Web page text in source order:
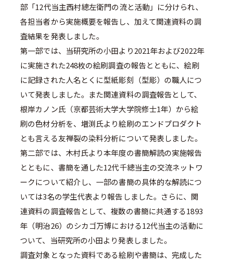
部「12代当主西村總左衛門の流と活動」に分けられ、
各担当者から実施概要を報告し、加えて関連資料の調
査結果を発表しました。
第一部では、当研究所の小田より2021年および2022年
に実施された248枚の絵刷調査の報告とともに、絵刷
に記録された人名とくに型紙彫刻（型彫）の職人につ
いて発表しました。また関連資料の調査報告として、
根岸カノン氏（京都芸術大学大学院修士1年）から絵
刷の色材分析を、増渕氏より絵刷のエンドプロダクト
とも言える友禅裂の染料分析について発表しました。
第二部では、木村氏より本年度の書簡解読の実施報告
とともに、書簡を通した12代千總当主の交流ネットワ
ークについて紹介し、一部の書簡の具体的な解読につ
いては3名の学生代表より報告しました。さらに、関
連資料の調査報告として、複数の書簡に共通する1893
年（明治26）のシカゴ万博における12代当主の活動に
ついて、当研究所の小田より発表しました。
調査対象となった資料である絵刷や書簡は、完成した